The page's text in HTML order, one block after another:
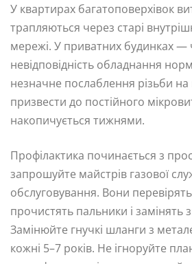
У квартирах багатоповерхівок
трапляються через старі
мережі. У приватних будинках —
невідповідність обладнання
незначне послаблення різьби
призвести до постійного
накопичується тижнями.
Профілактика починається з
запрошуйте майстрів газової
обслуговування. Вони
прочистять пальники і замінять
Замінюйте гнучкі шланги з
кожні 5–7 років. Не ігноруйте